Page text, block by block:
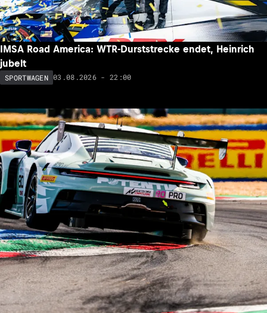
IMSA Road America: WTR-Durststrecke endet, Heinrich
jubelt
SPORTWAGEN 03.08.2026 - 22:00